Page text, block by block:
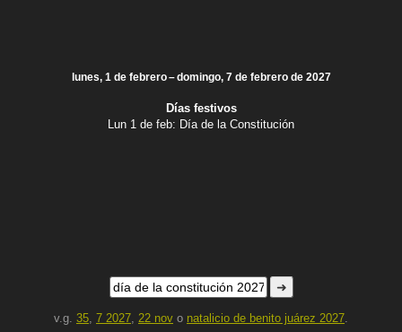
lunes, 1 de febrero – domingo, 7 de febrero de 2027
Días festivos
Lun 1 de feb: Día de la Constitución
➜
v.g. 35, 7 2027, 22 nov o natalicio de benito juárez 2027.